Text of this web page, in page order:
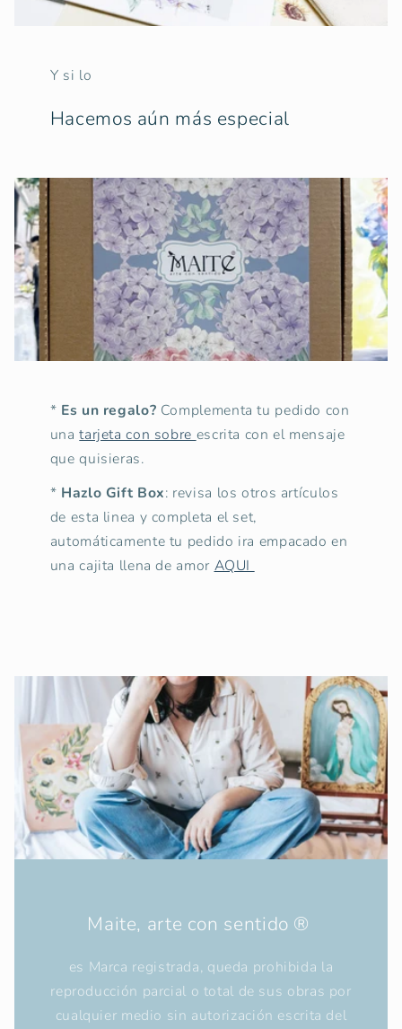
Y si lo
Hacemos aún más especial
* Es un regalo? Complementa tu pedido con
unatarjeta con sobre escrita con el mensaje
que quisieras.
* Hazlo Gift Box: revisa los otros artículos
de esta linea y completa el set,
automáticamente tu pedido ira empacado en
una cajita llena de amor AQUI
Maite, arte con sentido ®
es Marca registrada, queda prohibida la
reproducción parcial o total de sus obras por
cualquier medio sin autorización escrita del